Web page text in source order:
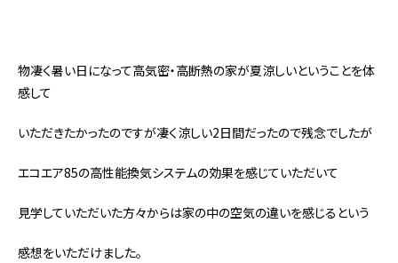
物凄く暑い日になって高気密・高断熱の家が夏涼しいということを体
感して
いただきたかったのですが凄く涼しい2日間だったので残念でしたが
エコエア85の高性能換気システムの効果を感じていただいて
見学していただいた方々からは家の中の空気の違いを感じるという
感想をいただけました。